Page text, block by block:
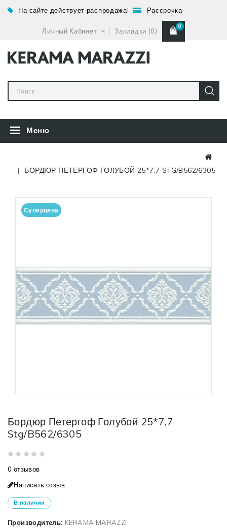
На сайте действует распродажа! Рассрочка
Личный Кабинет Закладки (0)
0
Меню
БОРДЮР ПЕТЕРГОФ ГОЛУБОЙ 25*7,7 STG/B562/6305
Суперцена
Бордюр Петергоф Голубой 25*7,7
Stg/B562/6305
0 отзывов
Написать отзыв
В наличии
Производитель: KERAMA MARAZZI